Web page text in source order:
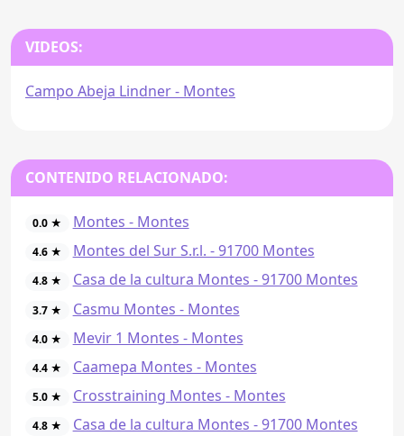
VIDEOS:
Campo Abeja Lindner - Montes
CONTENIDO RELACIONADO:
0.0 ★ Montes - Montes
4.6 ★ Montes del Sur S.r.l. - 91700 Montes
4.8 ★ Casa de la cultura Montes - 91700 Montes
3.7 ★ Casmu Montes - Montes
4.0 ★ Mevir 1 Montes - Montes
4.4 ★ Caamepa Montes - Montes
5.0 ★ Crosstraining Montes - Montes
4.8 ★ Casa de la cultura Montes - 91700 Montes